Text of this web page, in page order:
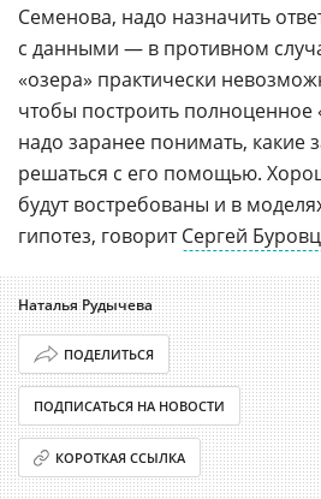
Семенова, надо назначить
с данными — в противном
«озера» практически
чтобы построить полноценное
надо заранее понимать, какие
решаться с его помощью.
будут востребованы и в
гипотез, говоритСергей
Наталья Рудычева
ПОДЕЛИТЬСЯ
ПОДПИСАТЬСЯ НА НОВОСТИ
КОРОТКАЯ ССЫЛКА